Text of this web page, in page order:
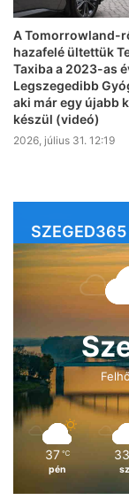
A Tomorrowland-
hazafelé ültettük
Taxiba a 2023-as
Legszegedibb
aki már egy újabb
készül (videó)
2026, július 31. 12:19
37 ℃
pén
33